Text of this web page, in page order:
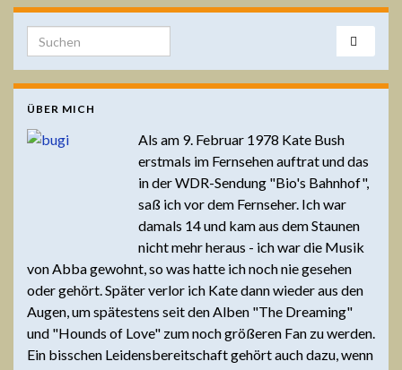
Search for:
ÜBER MICH
Als am 9. Februar 1978 Kate Bush
erstmals im Fernsehen auftrat und das
in der WDR-Sendung "Bio's Bahnhof",
saß ich vor dem Fernseher. Ich war
damals 14 und kam aus dem Staunen
nicht mehr heraus - ich war die Musik
von Abba gewohnt, so was hatte ich noch nie gesehen
oder gehört. Später verlor ich Kate dann wieder aus den
Augen, um spätestens seit den Alben "The Dreaming"
und "Hounds of Love" zum noch größeren Fan zu werden.
Ein bisschen Leidensbereitschaft gehört auch dazu, wenn